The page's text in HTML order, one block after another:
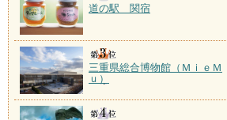
道の駅 関宿
三重県総合博物館（ＭｉｅＭ
ｕ）